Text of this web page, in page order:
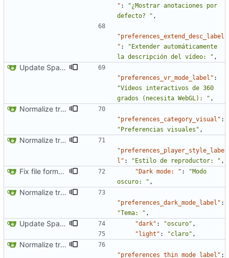
" :
"¿Mostrar anotaciones por
defecto? " ,
"preferences_extend_desc_label
" :
"Extender automáticamente
la descripción del vídeo: " ,
Update Spanish translation
"preferences_vr_mode_label" :
"Vídeos interactivos de 360
grados (necesita WebGL): " ,
Normalize translation key for preferences categories
"preferences_category_visual" :
"Preferencias visuales" ,
Normalize translation key for user prefrerences
"preferences_player_style_labe
l" : "Estilo de reproductor: " ,
Fix file formatting for locales "Dark mode: " :
"Modo
oscuro: " ,
Normalize translation key for user prefrerences
"preferences_dark_mode_label" :
"Tema: " ,
Update Spanish translation "dark" : "oscuro" ,
"light" : "claro" ,
Normalize translation key for user prefrerences
"preferences_thin_mode_label" :